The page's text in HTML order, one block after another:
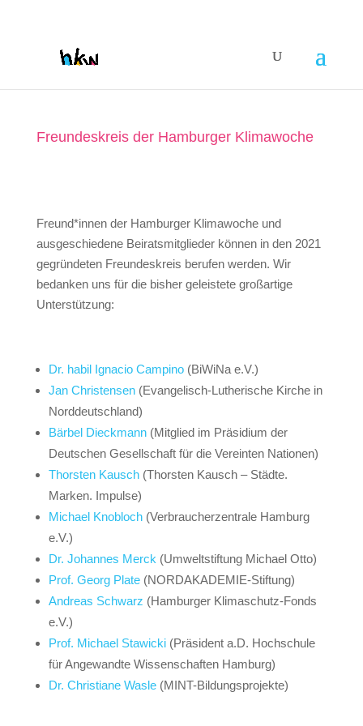
Freundeskreis der Hamburger Klimawoche
Freund*innen der Hamburger Klimawoche und
ausgeschiedene Beiratsmitglieder können in den 2021
gegründeten Freundeskreis berufen werden. Wir
bedanken uns für die bisher geleistete großartige
Unterstützung:
Dr. habil Ignacio Campino(BiWiNa e.V.)
Jan Christensen(Evangelisch-Lutherische Kirche in
Norddeutschland)
Bärbel Dieckmann(Mitglied im Präsidium der
Deutschen Gesellschaft für die Vereinten Nationen)
Thorsten Kausch(Thorsten Kausch – Städte.
Marken. Impulse)
Michael Knobloch(Verbraucherzentrale Hamburg
e.V.)
Dr. Johannes Merck (Umweltstiftung Michael Otto)
Prof. Georg Plate(NORDAKADEMIE-Stiftung)
Andreas Schwarz (Hamburger Klimaschutz-Fonds
e.V.)
Prof. Michael Stawicki(Präsident a.D. Hochschule
für Angewandte Wissenschaften Hamburg)
Dr. Christiane Wasle(MINT-Bildungsprojekte)